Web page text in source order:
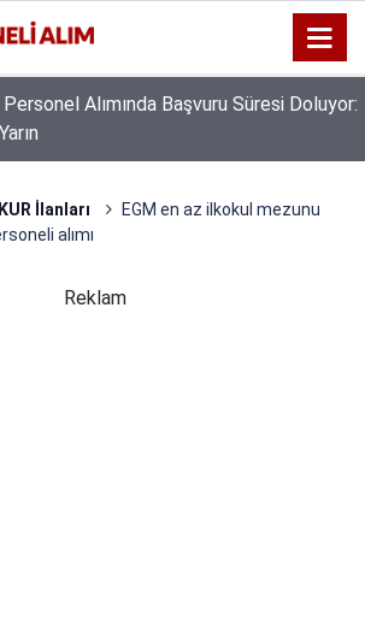
Alımında Başvuru Süresi Doluyor:
İlanları
EGM en az ilkokul mezunu
alımı
Reklam